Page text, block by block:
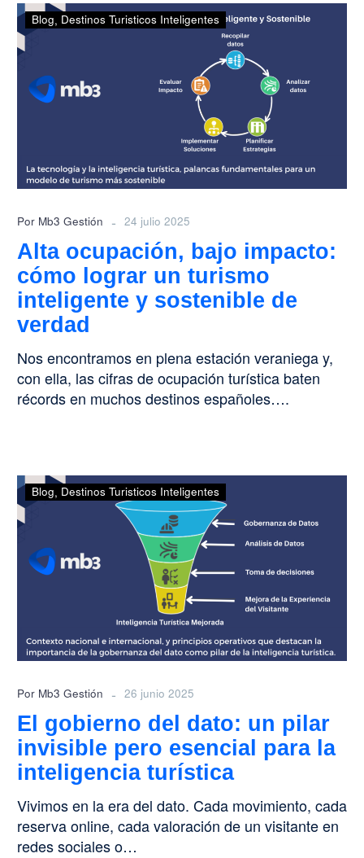
Alta
ocupación,
impacto:
cómo
lograr
un
turismo
inteligente
y
sostenible
verdad
Blog Destinos Turisticos Inteligentes
Por Mb3 Gestión - 24 julio 2025
Alta ocupación, bajo impacto:
cómo lograr un turismo
inteligente y sostenible de
verdad
Nos encontramos en plena estación veraniega y,
con ella, las cifras de ocupación turística baten
récords en muchos destinos españoles….
El
gobierno
dato:
un
pilar
invisible
pero
esencial
para
la
turística
Blog Destinos Turisticos Inteligentes
Por Mb3 Gestión - 26 junio 2025
El gobierno del dato: un pilar
invisible pero esencial para la
inteligencia turística
Vivimos en la era del dato. Cada movimiento, cada
reserva online, cada valoración de un visitante en
redes sociales o…